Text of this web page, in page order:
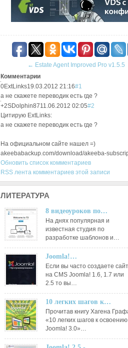
СКАЧАТЬ ЗЕРКАЛО
← Estate Agent Improved Pro v1.5.5
Комментарии
0ExtLinks19.03.2012 21:16#1
а не скажете переводик есть где ?
+2SDolphin8711.06.2012 02:05#2
Цитирую ExtLinks:
а не скажете переводик есть где ?
На официальном сайте нашел =)
akeebabackup.com/download/akeeba-
Обновить список комментариев
RSS лента комментариев этой записи
ЛИТЕРАТУРА
8 видеоуроков по…
На днях популярная и
известная студия по
разработке шаблонов и…
Joomla!…
Если вы часто создаете
на CMS Joomla! 1.6, 1.7 или
2.5 то вы…
10 легких шагов к…
Прочитав книгу Хагена
«10 легких шагов к освоению
Joomla! 3.0»…